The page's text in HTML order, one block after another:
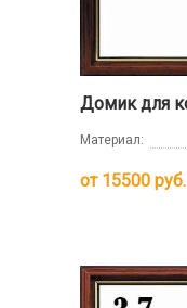
Домик для
Материал:
от 15500 руб.